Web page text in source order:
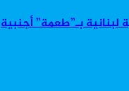
بـ”طعمة” أجنبية